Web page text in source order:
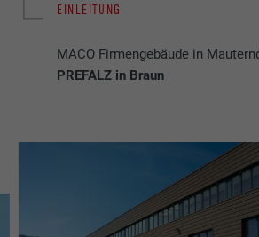
EINLEITUNG
MACO Firmengebäude in
PREFALZ in Braun